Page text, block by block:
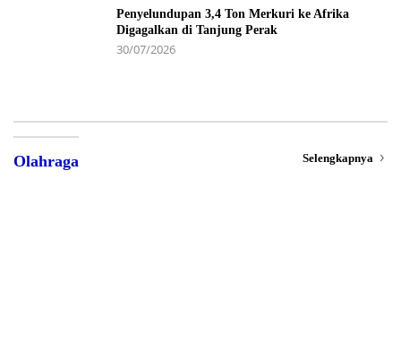
Penyelundupan 3,4 Ton Merkuri ke Afrika
Digagalkan di Tanjung Perak
30/07/2026
Olahraga Selengkapnya